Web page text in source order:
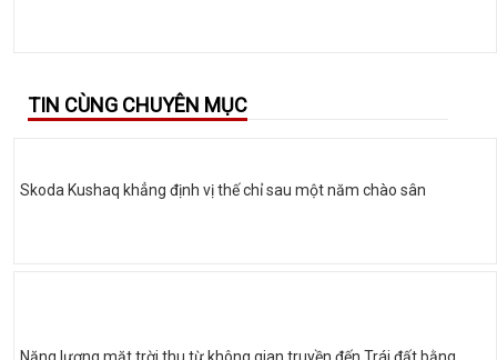
TIN CÙNG CHUYÊN MỤC
Skoda Kushaq khẳng định vị thế chỉ sau một năm chào sân
Năng lượng mặt trời thu từ không gian truyền đến Trái đất bằng